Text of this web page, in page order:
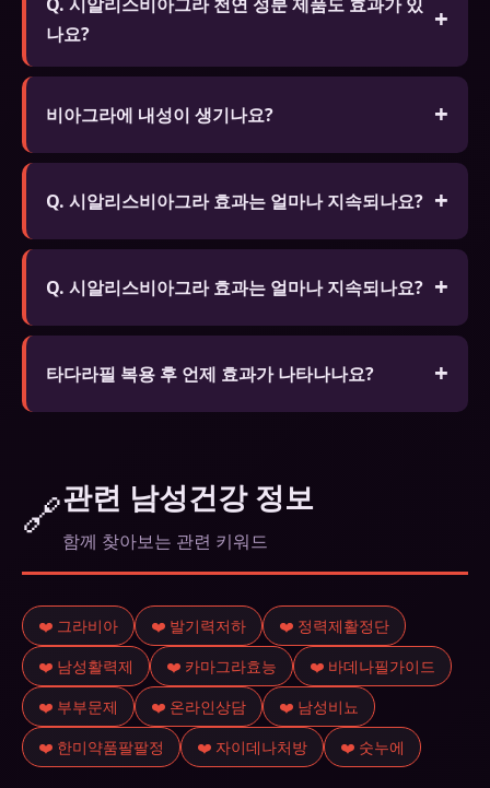
나요?
A. 홍삼, 마카, 아르기닌 등 천연 성분이 포함된 제품
은 화학 성분보다 효과는 약하지만 장기 복용이 가능
비아그라에 내성이 생기나요?
신체적 의존성은 없습니다. 생활습관 개선을 병행하
세요.
Q. 시알리스비아그라 효과는 얼마나 지속되나요?
A. 비아그라(실데나필)는 4~6시간, 시알리스(타다라
필)는 최대 36시간, 레비트라(바데나필)는 4~6시간
Q. 시알리스비아그라 효과는 얼마나 지속되나요?
A. 비아그라(실데나필)는 4~6시간, 시알리스(타다라
필)는 최대 36시간, 레비트라(바데나필)는 4~6시간
타다라필 복용 후 언제 효과가 나타나나요?
🔗관련 남성건강 정보
함께 찾아보는 관련 키워드
❤️ 그라비아 ❤️ 발기력저하
❤️ 정력제활정단
❤️ 남성활력제
❤️ 카마그라효능
❤️ 바데나필가이드
❤️ 부부문제
❤️ 온라인상담
❤️ 남성비뇨
❤️ 한미약품팔팔정
❤️ 자이데나처방 ❤️ 숫누에